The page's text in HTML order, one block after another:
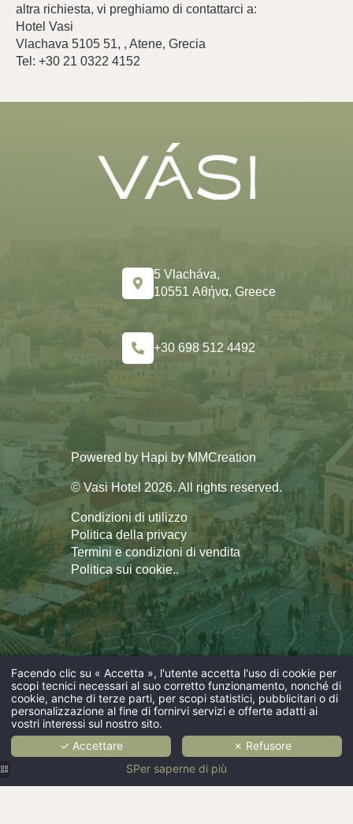
altra richiesta, vi preghiamo di contattarci a:
Hotel Vasi
Vlachava 5105 51, , Atene, Grecia
Tel: +30 21 0322 4152
5 Vlacháva,
10551 Αθήνα, Greece
+30 698 512 4492
Powered byHapi byMMCreation
© Vasi Hotel 2026. All rights reserved.
Condizioni di utilizzo
Politica della privacy
Termini e condizioni di vendita
Politica sui cookie..
5 Vlacháva,
10551 Αθήνα, Greece
+30 698 512 4492
Facendo clic su « Accetta », l'utente accetta l'uso di cookie per
scopi tecnici necessari al suo corretto funzionamento, nonché di
cookie, anche di terze parti, per scopi statistici, pubblicitari o di
personalizzazione al fine di fornirvi servizi e offerte adatti ai
vostri interessi sul nostro sito.
✓ Accettare
✗ Refusore
SPer saperne di più